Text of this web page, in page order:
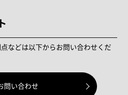
などは以下からお問い合わせくだ
問い合わせ